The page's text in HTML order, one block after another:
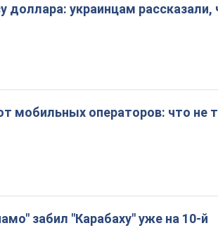
доллара: украинцам
мобильных операторов: что не
забил "Карабаху" уже на 10-й